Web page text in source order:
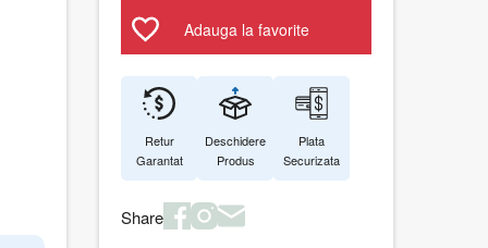
Adauga la favorite
Retur
Garantat
Deschidere
Produs
Plata
Securizata
Share